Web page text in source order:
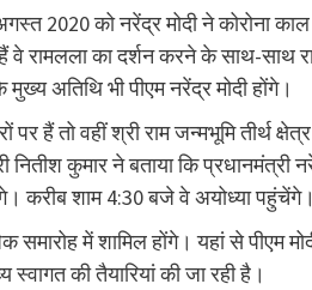
2020 को नरेंद्र मोदी ने कोरोना काल
वे रामलला का दर्शन करने के साथ-साथ
अतिथि भी पीएम नरेंद्र मोदी होंगे।
हैं तो वहीं श्री राम जन्मभूमि तीर्थ
कुमार ने बताया कि प्रधानमंत्री
करीब शाम 4:30 बजे वे अयोध्या पहुंचेंगे।
समारोह में शामिल होंगे। यहां से पीएम
की तैयारियां की जा रही है।